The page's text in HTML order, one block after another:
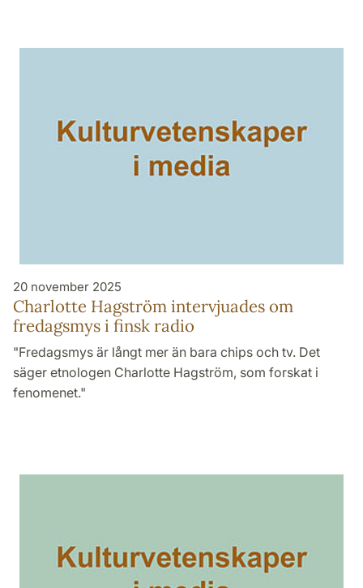
20 november 2025
Charlotte Hagström intervjuades om
fredagsmys i finsk radio
"Fredagsmys är långt mer än bara chips och tv. Det
säger etnologen Charlotte Hagström, som forskat i
fenomenet."